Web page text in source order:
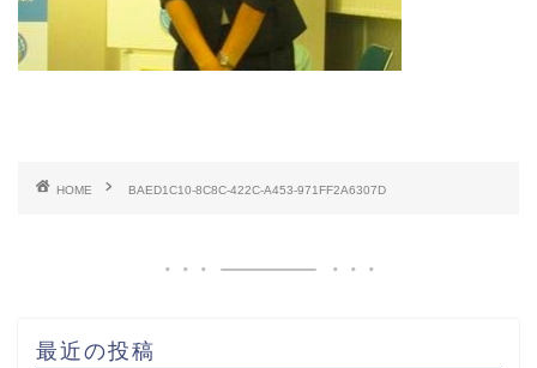
HOME BAED1C10-8C8C-422C-A453-971FF2A6307D
最近の投稿